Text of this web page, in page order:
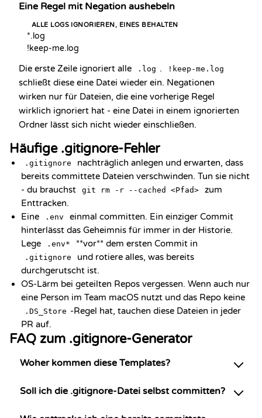
Eine Regel mit Negation aushebeln
ALLE LOGS IGNORIEREN, EINES BEHALTEN
*.log
!keep-me.log
Die erste Zeile ignoriert alle .log . !keep-me.log
schließt diese eine Datei wieder ein. Negationen
wirken nur für Dateien, die eine vorherige Regel
wirklich ignoriert hat - eine Datei in einem ignorierten
Ordner lässt sich nicht wieder einschließen.
Häufige .gitignore-Fehler
.gitignore
nachträglich anlegen und erwarten, dass
bereits committete Dateien verschwinden. Tun sie nicht
- du brauchst
git rm -r --cached <Pfad>
zum
Enttracken.
Eine
.env
einmal committen. Ein einziger Commit
hinterlässt das Geheimnis für immer in der Historie.
Lege
.env* **vor** dem ersten Commit in
.gitignore
und rotiere alles, was bereits
durchgerutscht ist.
OS-Lärm bei geteilten Repos vergessen. Wenn auch nur
eine Person im Team macOS nutzt und das Repo keine
.DS_Store -Regel hat, tauchen diese Dateien in jeder
PR auf.
FAQ zum .gitignore-Generator
Woher kommen diese Templates?
Soll ich die .gitignore-Datei selbst committen?